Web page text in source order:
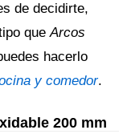
de decidirte,
queArcos
hacerlo
y comedor.
200 mm